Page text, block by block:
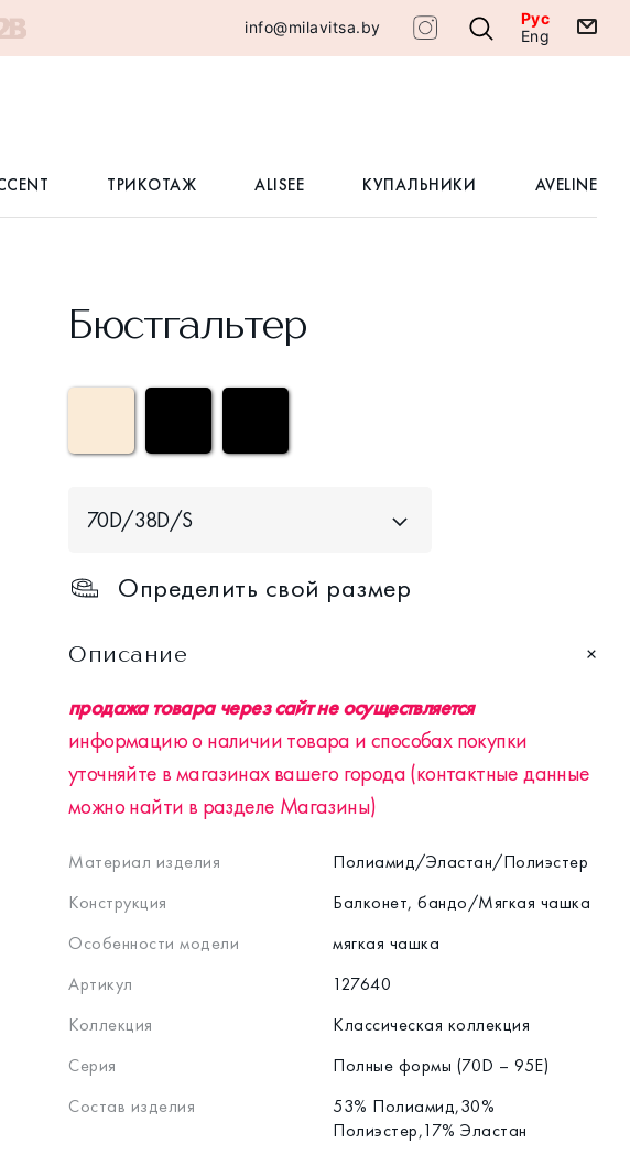
info@milavitsa.by
Рус
Eng
ТРИКОТАЖ ALISEE КУПАЛЬНИКИ AVELINE
Бюстгальтер
70D/38D/S
Определить свой размер
Описание
продажа товара через сайт не осуществляется
информацию о наличии товара и способах покупки
уточняйте в магазинах вашего города (контактные данные
можно найти в разделе Магазины)
Материал изделия
Полиамид/Эластан/Полиэстер
Конструкция
Балконет, бандо/Мягкая чашка
Особенности модели
мягкая чашка
Артикул
127640
Коллекция
Классическая коллекция
Серия
Полные формы (70D – 95E)
Состав изделия
53% Полиамид,30%
Полиэстер,17% Эластан